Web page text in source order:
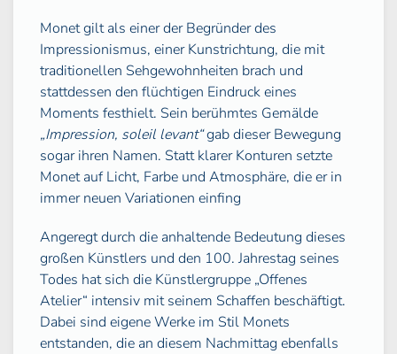
Monet gilt als einer der Begründer des
Impressionismus, einer Kunstrichtung, die mit
traditionellen Sehgewohnheiten brach und
stattdessen den flüchtigen Eindruck eines
Moments festhielt. Sein berühmtes Gemälde
„Impression, soleil levant“gab dieser Bewegung
sogar ihren Namen. Statt klarer Konturen setzte
Monet auf Licht, Farbe und Atmosphäre, die er in
immer neuen Variationen einfing
Angeregt durch die anhaltende Bedeutung dieses
großen Künstlers und den 100. Jahrestag seines
Todes hat sich die Künstlergruppe „Offenes
Atelier“ intensiv mit seinem Schaffen beschäftigt.
Dabei sind eigene Werke im Stil Monets
entstanden, die an diesem Nachmittag ebenfalls